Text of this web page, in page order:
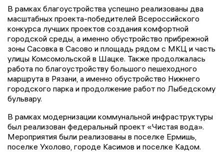
В рамках благоустройства успешно реализованы два
масштабных проекта-победителей Всероссийского
конкурса лучших проектов создания комфортной
городской среды, а именно обустройство прибрежной
зоны Сасовка в Сасово и площадь рядом с МКЦ и часть
улицы Комсомольской в Шацке. Также продолжалась
работа по благоустройству большого пешеходного
маршрута в Рязани, а именно обустройство Нижнего
городского парка и продолжение работ по Лыбедскому
бульвару.
В рамках модернизации коммунальной инфраструктуры
был реализован федеральный проект «Чистая вода».
Мероприятия были реализованы в поселке Ермишь,
поселке Ухолово, городе Касимов и поселке Кадом.